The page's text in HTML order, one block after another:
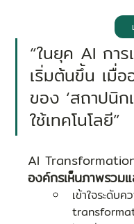
“ในยุค AI กา
เริ่มต้นขึ้น เมื่
ของ ‘สถาปนิ
ใช้เทคโนโลยี”
AI
องค์กรเห็นภาพรวมแ
เข้าใจระดับ